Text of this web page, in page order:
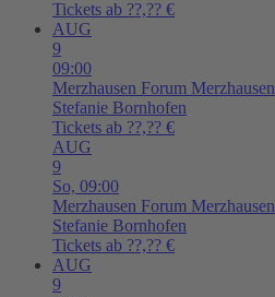
Tickets ab ??,?? €
AUG
9
09:00
Merzhausen Forum Merzhausen
Stefanie Bornhofen
Tickets ab ??,?? €
AUG
9
So, 09:00
Merzhausen Forum Merzhausen
Stefanie Bornhofen
Tickets ab ??,?? €
AUG
9